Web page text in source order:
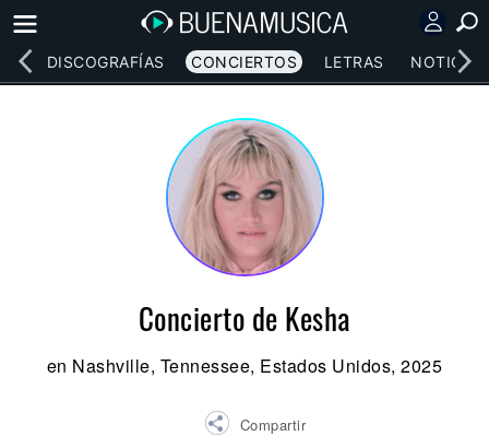
DISCOGRAFÍAS CONCIERTOS LETRAS NOTICIAS
Concierto de Kesha
en Nashville, Tennessee, Estados Unidos, 2025
Compartir